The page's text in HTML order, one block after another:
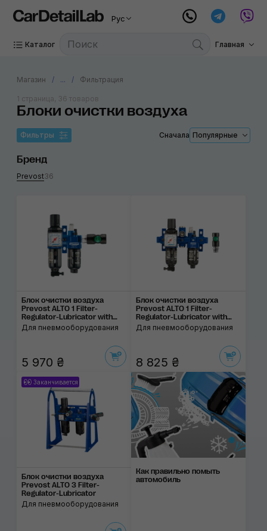
Рус
Каталог Главная
Магазин ... Фильтрация
Блоки очистки воздуха
1 страница, 36 товаров
Фильтры Сначала Популярные
Бренд
Prevost36
Блок очистки воздуха
Prevost ALTO 1 Filter-
Regulator-Lubricator with
Wall Bracket
Для пневмооборудования
5 970 ₴
Блок очистки воздуха
Prevost ALTO 1 Filter-
Regulator-Lubricator with
Diverter Block
Для пневмооборудования
8 825 ₴
Заканчивается
Блок очистки воздуха
Prevost ALTO 3 Filter-
Regulator-Lubricator
Для пневмооборудования
Как правильно помыть
автомобиль